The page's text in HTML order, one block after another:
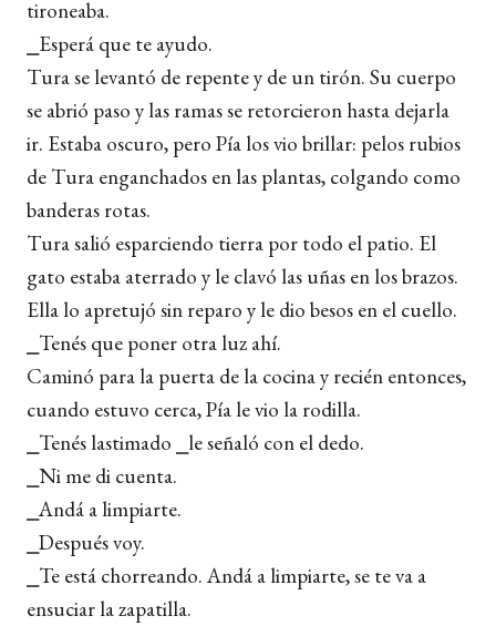
tironeaba.
⎯Esperá que te ayudo.
Tura se levantó de repente y de un tirón. Su cuerpo
se abrió paso y las ramas se retorcieron hasta dejarla
ir. Estaba oscuro, pero Pía los vio brillar: pelos rubios
de Tura enganchados en las plantas, colgando como
banderas rotas.
Tura salió esparciendo tierra por todo el patio. El
gato estaba aterrado y le clavó las uñas en los brazos.
Ella lo apretujó sin reparo y le dio besos en el cuello.
⎯Tenés que poner otra luz ahí.
Caminó para la puerta de la cocina y recién entonces,
cuando estuvo cerca, Pía le vio la rodilla.
⎯Tenés lastimado ⎯le señaló con el dedo.
⎯Ni me di cuenta.
⎯Andá a limpiarte.
⎯Después voy.
⎯Te está chorreando. Andá a limpiarte, se te va a
ensuciar la zapatilla.